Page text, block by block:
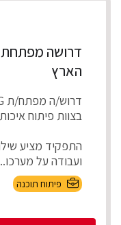
הארץ
בצוות פיתוח
התפקיד מציע
ועבודה על
פיתוח תוכנה